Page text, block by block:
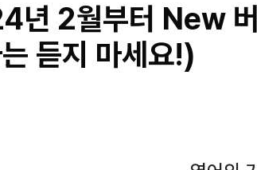
2월부터 New 버
듣지 마세요!)